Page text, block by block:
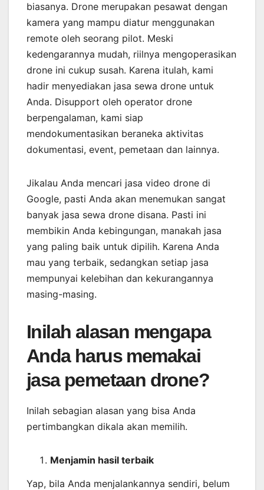
biasanya. Drone merupakan pesawat dengan
kamera yang mampu diatur menggunakan
remote oleh seorang pilot. Meski
kedengarannya mudah, riilnya mengoperasikan
drone ini cukup susah. Karena itulah, kami
hadir menyediakan jasa sewa drone untuk
Anda. Disupport oleh operator drone
berpengalaman, kami siap
mendokumentasikan beraneka aktivitas
dokumentasi, event, pemetaan dan lainnya.
Jikalau Anda mencari jasa video drone di
Google, pasti Anda akan menemukan sangat
banyak jasa sewa drone disana. Pasti ini
membikin Anda kebingungan, manakah jasa
yang paling baik untuk dipilih. Karena Anda
mau yang terbaik, sedangkan setiap jasa
mempunyai kelebihan dan kekurangannya
masing-masing.
Inilah alasan mengapa
Anda harus memakai
jasa pemetaan drone?
Inilah sebagian alasan yang bisa Anda
pertimbangkan dikala akan memilih.
Menjamin hasil terbaik
Yap, bila Anda menjalankannya sendiri, belum